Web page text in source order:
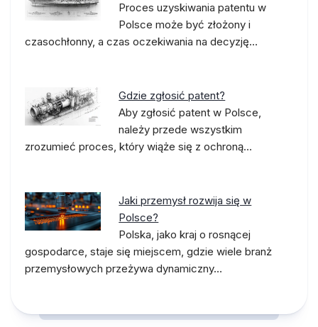
Proces uzyskiwania patentu w
Polsce może być złożony i
czasochłonny, a czas oczekiwania na decyzję…
Gdzie zgłosić patent?
Aby zgłosić patent w Polsce,
należy przede wszystkim
zrozumieć proces, który wiąże się z ochroną…
Jaki przemysł rozwija się w
Polsce?
Polska, jako kraj o rosnącej
gospodarce, staje się miejscem, gdzie wiele branż
przemysłowych przeżywa dynamiczny…